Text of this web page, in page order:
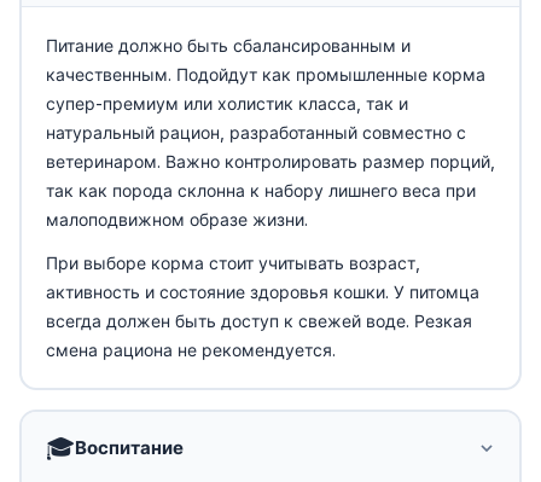
Питание должно быть сбалансированным и
качественным. Подойдут как промышленные корма
супер-премиум или холистик класса, так и
натуральный рацион, разработанный совместно с
ветеринаром. Важно контролировать размер порций,
так как порода склонна к набору лишнего веса при
малоподвижном образе жизни.
При выборе корма стоит учитывать возраст,
активность и состояние здоровья кошки. У питомца
всегда должен быть доступ к свежей воде. Резкая
смена рациона не рекомендуется.
🎓Воспитание